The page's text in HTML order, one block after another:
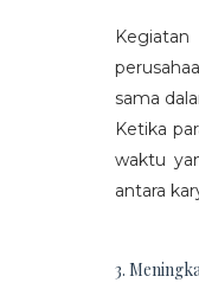
sama
Ketika
waktu
antara
3.